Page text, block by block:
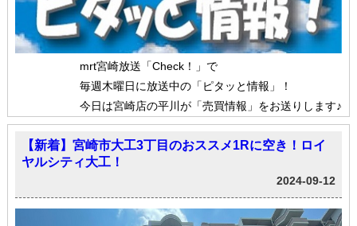
mrt宮崎放送「Check！」で
毎週木曜日に放送中の「ピタッと情報」！
今日は宮崎店の平川が「売買情報」をお送りします♪
【新着】宮崎市大工3丁目のおススメ1Rに空き！ロイ
ヤルシティ大工！
2024-09-12